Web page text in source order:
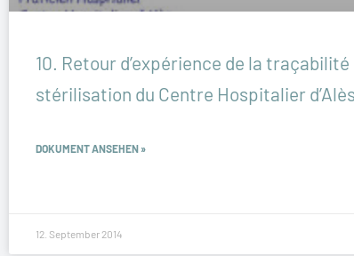
10. Retour d’expérience de la traçabilité
stérilisation du Centre Hospitalier d’Alès
DOKUMENT ANSEHEN »
12. September 2014